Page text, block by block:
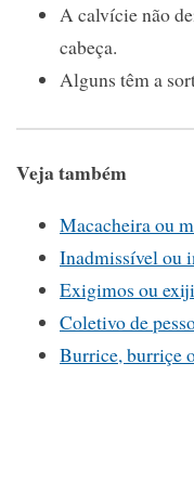
A calvície não
cabeça.
Alguns têm a
Veja também
Macacheira ou
Inadmissível ou
Exigimos ou
Coletivo de
Burrice, burriçe